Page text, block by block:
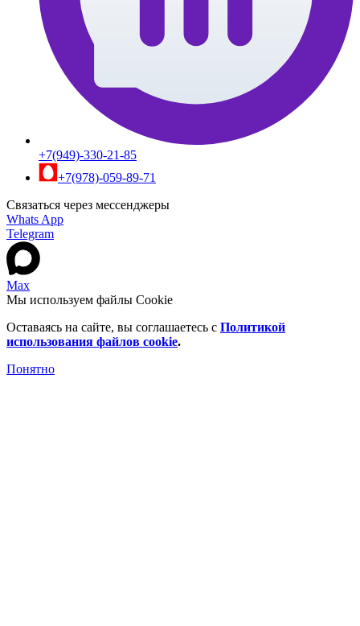
+7(949)-330-21-85
+7(978)-059-89-71
Связаться через мессенджеры
Whats App
Telegram
Max
Мы используем файлы Cookie
Оставаясь на сайте, вы соглашаетесь c Политикой
использования файлов cookie.
Понятно